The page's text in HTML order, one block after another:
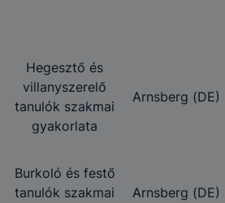
Hegesztő és
villanyszerelő
tanulók szakmai
gyakorlata
Arnsberg (DE)
Burkoló és festő
tanulók szakmai
Arnsberg (DE)